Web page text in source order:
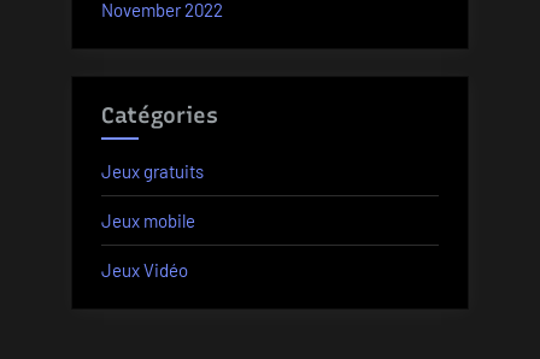
November 2022
Catégories
Jeux gratuits
Jeux mobile
Jeux Vidéo